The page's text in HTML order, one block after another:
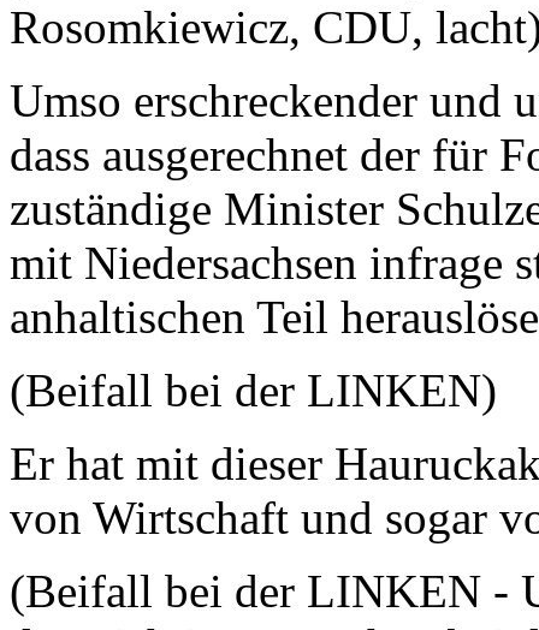
Rosomkiewicz, CDU,
Umso erschreckender und
dass ausgerechnet der für
zuständige Minister
mit Niedersachsen infrage
anhaltischen Teil
(Beifall bei der LINKEN)
Er hat mit dieser
von Wirtschaft und sogar
(Beifall bei der LINKEN -